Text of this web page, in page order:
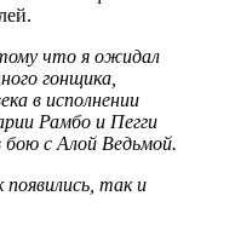
что я ожидал
гонщика,
в исполнении
Рамбо и Пегги
с Алой Ведьмой.
появились, так и